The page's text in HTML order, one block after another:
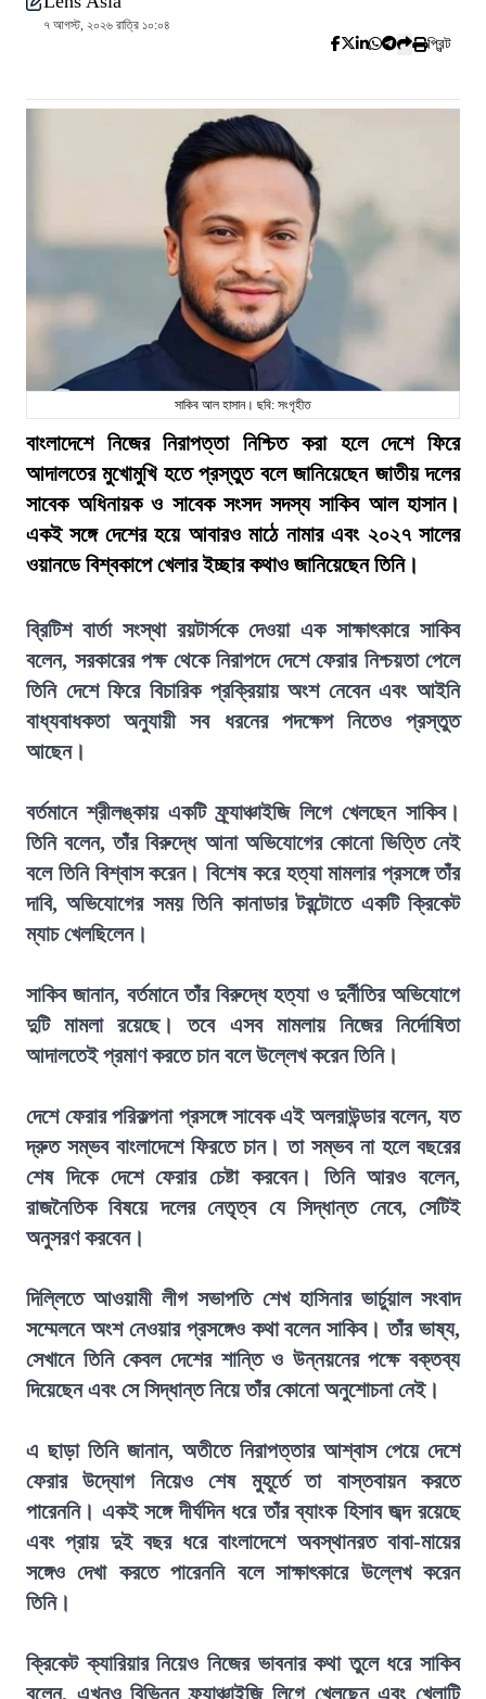
৭ আগস্ট, ২০২৬ রাত্রি ১০:০৪
প্রিন্ট
সাকিব আল হাসান। ছবি: সংগৃহীত
বাংলাদেশে নিজের নিরাপত্তা নিশ্চিত করা হলে দেশে ফিরে
আদালতের মুখোমুখি হতে প্রস্তুত বলে জানিয়েছেন জাতীয় দলের
সাবেক অধিনায়ক ও সাবেক সংসদ সদস্য সাকিব আল হাসান।
একই সঙ্গে দেশের হয়ে আবারও মাঠে নামার এবং ২০২৭ সালের
ওয়ানডে বিশ্বকাপে খেলার ইচ্ছার কথাও জানিয়েছেন তিনি।
ব্রিটিশ বার্তা সংস্থা রয়টার্সকে দেওয়া এক সাক্ষাৎকারে সাকিব
বলেন, সরকারের পক্ষ থেকে নিরাপদে দেশে ফেরার নিশ্চয়তা পেলে
তিনি দেশে ফিরে বিচারিক প্রক্রিয়ায় অংশ নেবেন এবং আইনি
বাধ্যবাধকতা অনুযায়ী সব ধরনের পদক্ষেপ নিতেও প্রস্তুত
আছেন।
বর্তমানে শ্রীলঙ্কায় একটি ফ্র্যাঞ্চাইজি লিগে খেলছেন সাকিব।
তিনি বলেন, তাঁর বিরুদ্ধে আনা অভিযোগের কোনো ভিত্তি নেই
বলে তিনি বিশ্বাস করেন। বিশেষ করে হত্যা মামলার প্রসঙ্গে তাঁর
দাবি, অভিযোগের সময় তিনি কানাডার টরন্টোতে একটি ক্রিকেট
ম্যাচ খেলছিলেন।
সাকিব জানান, বর্তমানে তাঁর বিরুদ্ধে হত্যা ও দুর্নীতির অভিযোগে
দুটি মামলা রয়েছে। তবে এসব মামলায় নিজের নির্দোষিতা
আদালতেই প্রমাণ করতে চান বলে উল্লেখ করেন তিনি।
দেশে ফেরার পরিকল্পনা প্রসঙ্গে সাবেক এই অলরাউন্ডার বলেন, যত
দ্রুত সম্ভব বাংলাদেশে ফিরতে চান। তা সম্ভব না হলে বছরের
শেষ দিকে দেশে ফেরার চেষ্টা করবেন। তিনি আরও বলেন,
রাজনৈতিক বিষয়ে দলের নেতৃত্ব যে সিদ্ধান্ত নেবে, সেটিই
অনুসরণ করবেন।
দিল্লিতে আওয়ামী লীগ সভাপতি শেখ হাসিনার ভার্চুয়াল সংবাদ
সম্মেলনে অংশ নেওয়ার প্রসঙ্গেও কথা বলেন সাকিব। তাঁর ভাষ্য,
সেখানে তিনি কেবল দেশের শান্তি ও উন্নয়নের পক্ষে বক্তব্য
দিয়েছেন এবং সে সিদ্ধান্ত নিয়ে তাঁর কোনো অনুশোচনা নেই।
এ ছাড়া তিনি জানান, অতীতে নিরাপত্তার আশ্বাস পেয়ে দেশে
ফেরার উদ্যোগ নিয়েও শেষ মুহূর্তে তা বাস্তবায়ন করতে
পারেননি। একই সঙ্গে দীর্ঘদিন ধরে তাঁর ব্যাংক হিসাব জব্দ রয়েছে
এবং প্রায় দুই বছর ধরে বাংলাদেশে অবস্থানরত বাবা-মায়ের
সঙ্গেও দেখা করতে পারেননি বলে সাক্ষাৎকারে উল্লেখ করেন
তিনি।
ক্রিকেট ক্যারিয়ার নিয়েও নিজের ভাবনার কথা তুলে ধরে সাকিব
বলেন, এখনও বিভিন্ন ফ্র্যাঞ্চাইজি লিগে খেলছেন এবং খেলাটি